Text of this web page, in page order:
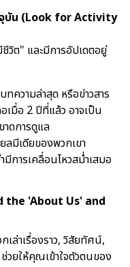
จุบัน (Look for Activity
ต" และมีการอัปเดตอยู่
ความล่าสุด หรือข่าวสาร
เมื่อ 2 ปีที่แล้ว อาจเป็น
ดการดูแล
ลมีเดียของพวกเขา
การเคลื่อนไหวสม่ำเสมอ
the 'About Us' and
เล่าเรื่องราว, วิสัยทัศน์,
วยให้คุณเข้าใจตัวตนของ